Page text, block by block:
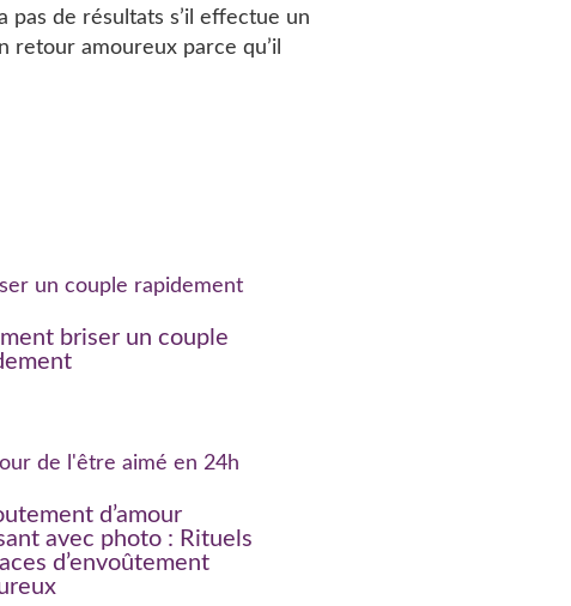
de résultats s’il effectue un
retour amoureux parce qu’il
briser un couple
d’amour
avec photo : Rituels
d’envoûtement